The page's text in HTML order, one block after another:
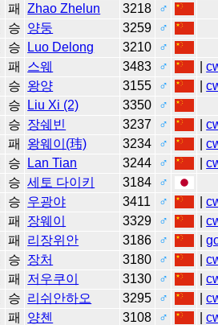
패 Zhao Zhelun 3218
♂
승 양둥 3259
♂
승 Luo Delong 3210
♂
패 스웨 3483 ♂ |
승 왕양 3155 ♂ |
승 Liu Xi (2) 3350
♂
승 장쉐빈 3237 ♂ |
패 왕웨이(玮) 3234 ♂ |
승 Lan Tian 3244 ♂ |
승 세토 다이키 3184
♂
승 우광야 3411 ♂ |
패 장웨이 3329 ♂ |
패 리장위안 3186 ♂ |
승 장처 3180 ♂ |
패 저우쿠이 3130 ♂ |
승 리쉬안하오 3295 ♂ |
패 양첸 3108 ♂ |